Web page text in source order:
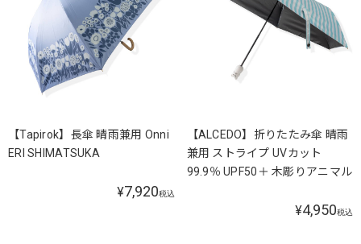
【Tapirok】長傘 晴雨兼用 Onni
ERI SHIMATSUKA
¥7,920税込
【ALCEDO】折りたたみ傘 晴雨
兼用 ストライプ UVカット
99.9％ UPF50＋ 木彫りアニマル
¥4,950税込